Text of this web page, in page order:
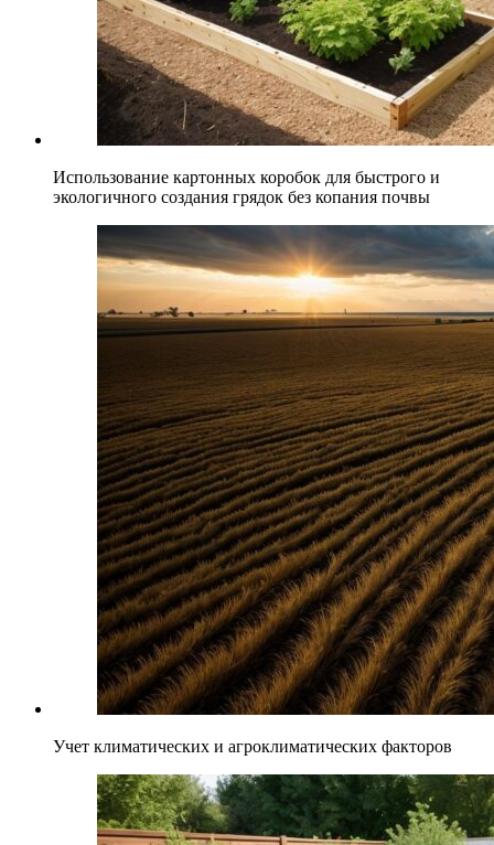
Использование картонных коробок для быстрого и
экологичного создания грядок без копания почвы
Учет климатических и агроклиматических факторов